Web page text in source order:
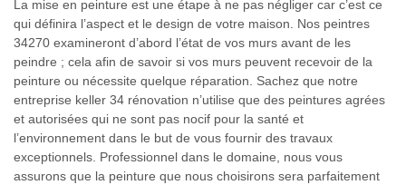
La mise en peinture est une étape à ne pas négliger car c’est ce
qui définira l’aspect et le design de votre maison. Nos peintres
34270 examineront d’abord l’état de vos murs avant de les
peindre ; cela afin de savoir si vos murs peuvent recevoir de la
peinture ou nécessite quelque réparation. Sachez que notre
entreprise keller 34 rénovation n’utilise que des peintures agrées
et autorisées qui ne sont pas nocif pour la santé et
l’environnement dans le but de vous fournir des travaux
exceptionnels. Professionnel dans le domaine, nous vous
assurons que la peinture que nous choisirons sera parfaitement